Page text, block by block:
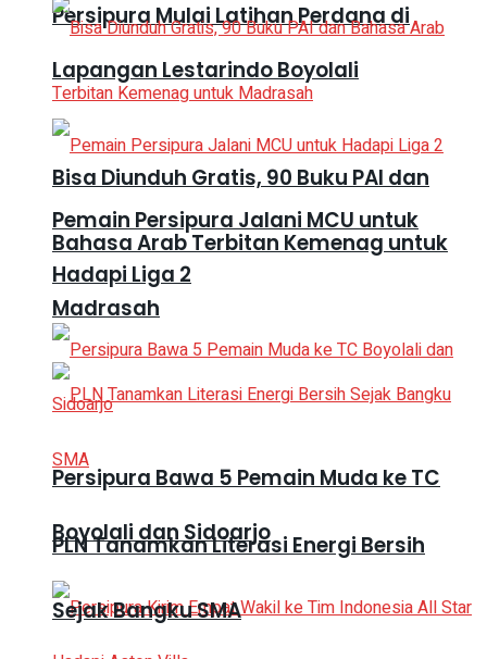
Persipura Mulai Latihan Perdana di
Lapangan Lestarindo Boyolali
Pemain Persipura Jalani MCU untuk
Hadapi Liga 2
Persipura Bawa 5 Pemain Muda ke TC
Boyolali dan Sidoarjo
Bisa Diunduh Gratis, 90 Buku PAI dan
Bahasa Arab Terbitan Kemenag untuk
Madrasah
PLN Tanamkan Literasi Energi Bersih
Sejak Bangku SMA